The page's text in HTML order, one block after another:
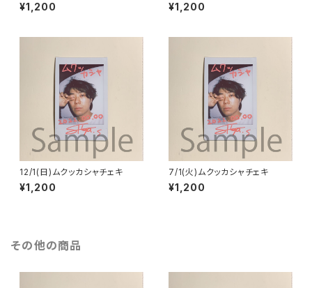
¥1,200 ¥1,200
12/1(日)ムクッカシャチェキ
¥1,200
7/1(火)ムクッカシャチェキ
¥1,200
その他の商品